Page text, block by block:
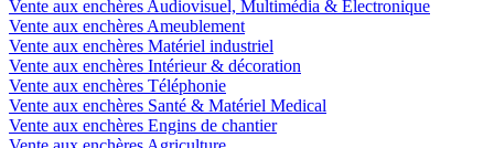
Vente aux enchères Audiovisuel, Multimédia & Electronique
Vente aux enchères Ameublement
Vente aux enchères Matériel industriel
Vente aux enchères Intérieur & décoration
Vente aux enchères Téléphonie
Vente aux enchères Santé & Matériel Medical
Vente aux enchères Engins de chantier